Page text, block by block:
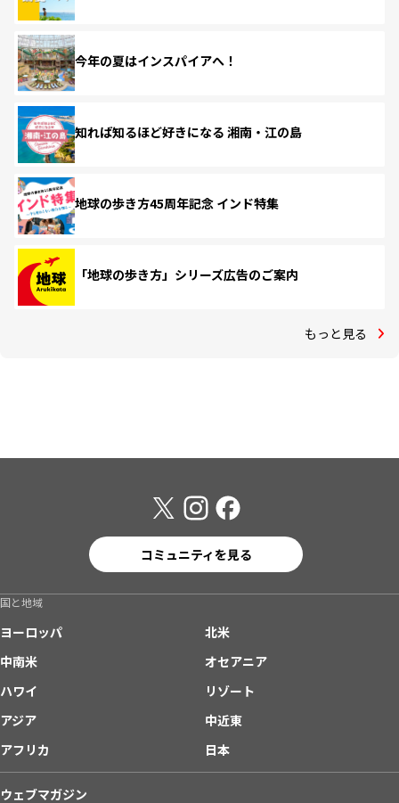
今年の夏はインスパイアへ！
知れば知るほど好きになる 湘南・江の島
地球の歩き方45周年記念 インド特集
「地球の歩き方」シリーズ広告のご案内
もっと見る
コミュニティを見る
国と地域
ヨーロッパ
北米
中南米
オセアニア
ハワイ
リゾート
アジア
中近東
アフリカ
日本
ウェブマガジン